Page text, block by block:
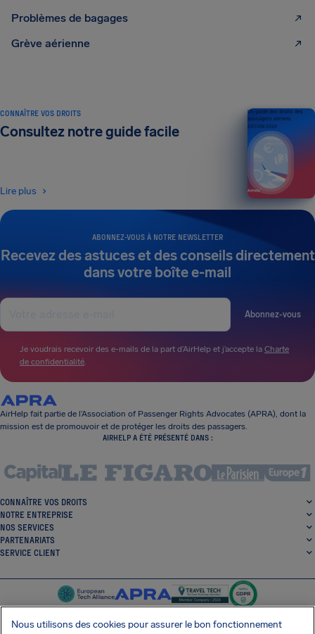
Problèmes de bagages
Grève aérienne
ABONNEZ-VOUS À NOTRE NEWSLETTER
Recevez des astuces et des conseils directement
dans votre boîte e-mail
Abonnez-vous
Je voudrais recevoir des e-mails de la part d’AirHelp et j’accepte la Charte
de confidentialité.
CONNAÎTRE VOS DROITS
Consultez notre guide facile
Lire plus
Un guide des droits des
passagers aériens
ÉDITION 2026
AirHelp fait partie de l’Association of Passenger Rights Advocates (APRA), dont la
mission est de promouvoir et de protéger les droits des passagers.
AIRHELP A ÉTÉ PRÉSENTÉ DANS :
CONNAÎTRE VOS DROITS
NOTRE ENTREPRISE
NOS SERVICES
PARTENARIATS
SERVICE CLIENT
Nous utilisons des cookies pour assurer le bon fonctionnement